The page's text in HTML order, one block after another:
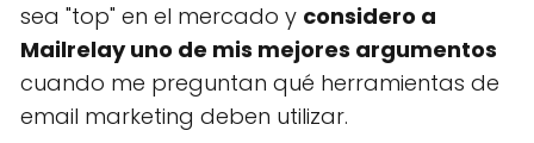
sea "top" en el mercado y considero a
Mailrelay uno de mis mejores argumentos
cuando me preguntan qué herramientas de
email marketing deben utilizar.